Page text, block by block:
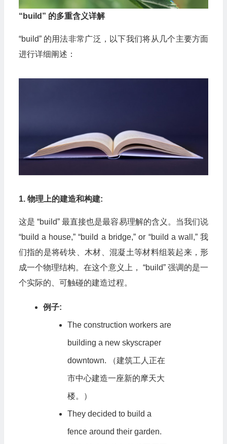
“build” 的多重含义详解
“build” 的用法非常广泛，以下我们将从几个主要方面
进行详细阐述：
1. 物理上的建造和构建:
这是 “build” 最直接也是最容易理解的含义。当我们说
“build a house,” “build a bridge,” or “build a wall,” 我
们指的是将砖块、木材、混凝土等材料组装起来，形
成一个物理结构。在这个意义上， “build” 强调的是一
个实际的、可触碰的建造过程。
例子:
The construction workers are
building a new skyscraper
downtown. （建筑工人正在
市中心建造一座新的摩天大
楼。）
They decided to build a
fence around their garden.